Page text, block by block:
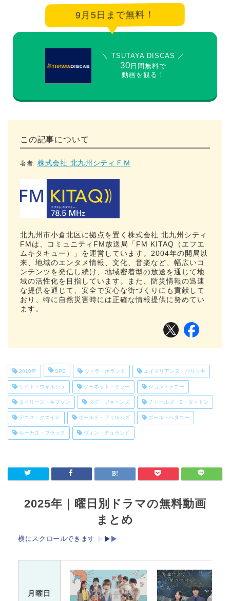
9月5日まで無料！
＼ TSUTAYA DISCAS ／
30 日間無料で
動画を観る！
この記事について
著者: 株式会社 北九州シティＦＭ
北九州市小倉北区に拠点を置く株式会社 北九州シティ
FMは、コミュニティFM放送局「FM KITAQ（エフエ
ムキタキュー）」を運営しています。2004年の開局以
来、地域のエンタメ情報、文化、音楽など、幅広いコ
ンテンツを発信し続け、地域密着型の放送を通じて地
域の活性化を目指しています。また、防災情報の迅速
な提供を通じて、安全で安心な街づくりにも貢献して
おり、特に自然災害時には正確な情報提供に努めてい
ます。
2010年 SPE ウィラ・ホランド エイドリアンヌ・パリッキ
ケイト・ウォルシュ ジャネット・ミラー ジョン・テニー
タイリース・ギブソン ダグ・ジョーンズ チャールズ・S・ダットン
デニス・クエイド ボールド・フィルムズ ポール・ベタニー
ルーカス・ブラック ヴィン・デュランド
2025年｜曜日別ドラマの無料動画
まとめ
横にスクロールできます
月曜日